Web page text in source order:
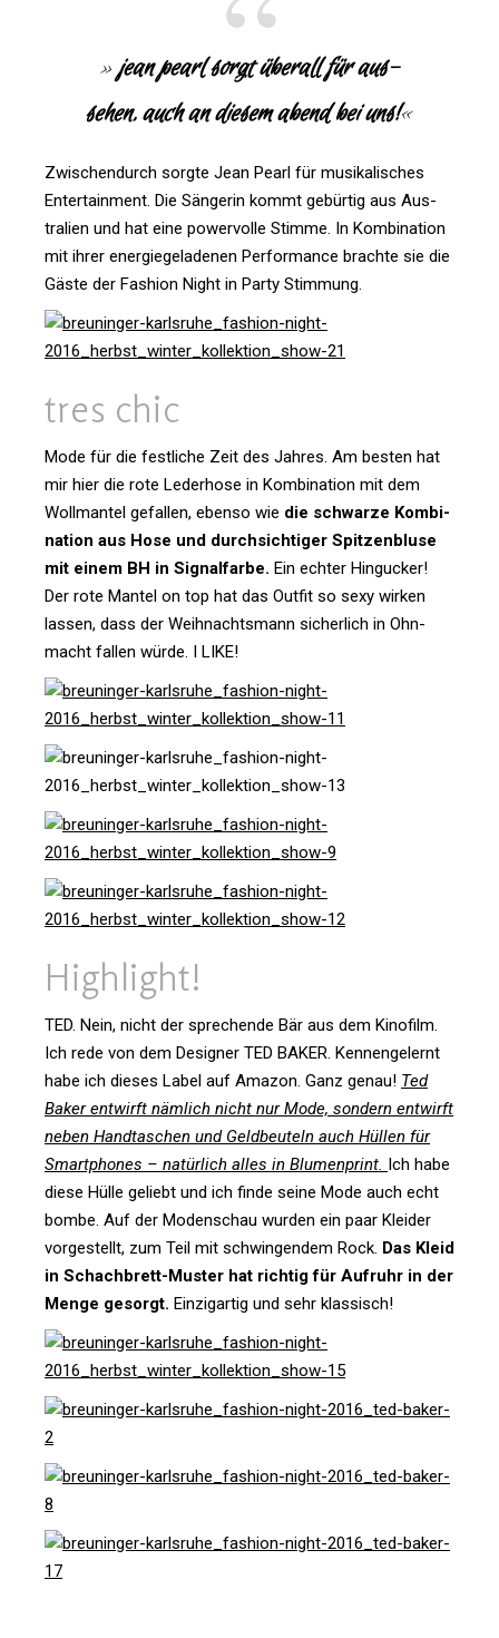
»jean pearl sorgt überall für aus­
sehen, auch an diesem abend bei uns!«
Zwi­schen­durch sorgte Jean Pearl für musi­ka­li­sches
Enter­tain­ment. Die Sän­gerin kommt gebürtig aus Aus­
tra­lien und hat eine power­volle Stimme. In Kom­bi­na­tion
mit ihrer ener­gie­ge­la­denen Per­for­mance brachte sie die
Gäste der Fashion Night in Party Stimmung.
tres chic
Mode für die fest­liche Zeit des Jahres. Am besten hat
mir hier die rote Leder­hose in Kom­bi­na­tion mit dem
Woll­mantel gefallen, ebenso wie die schwarze Kom­bi­
na­tion aus Hose und durch­sich­tiger Spit­zen­bluse
mit einem BH in Signal­farbe. Ein echter Hin­gu­cker!
Der rote Mantel on top hat das Outfit so sexy wirken
lassen, dass der Weih­nachts­mann sicher­lich in Ohn­
macht fallen würde. I LIKE!
High­light!
TED. Nein, nicht der spre­chende Bär aus dem Kino­film.
Ich rede von dem Desi­gner TED BAKER. Ken­nen­ge­lernt
habe ich dieses Label auf Amazon. Ganz genau! Ted
Baker ent­wirft näm­lich nicht nur Mode, son­dern ent­wirft
neben Hand­ta­schen und Geld­beu­teln auch Hüllen für
Smart­phones – natür­lich alles in Blu­men­print. Ich habe
diese Hülle geliebt und ich finde seine Mode auch echt
bombe. Auf der Moden­schau wurden ein paar Kleider
vor­ge­stellt, zum Teil mit schwin­gendem Rock. Das Kleid
in Schach­brett-Muster hat richtig für Auf­ruhr in der
Menge gesorgt. Ein­zig­artig und sehr klassisch!